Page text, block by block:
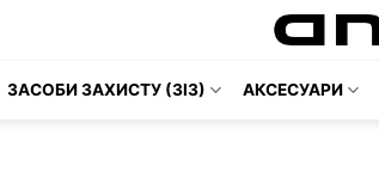
ЗАСОБИ ЗАХИСТУ (ЗІЗ) АКСЕСУАРИ